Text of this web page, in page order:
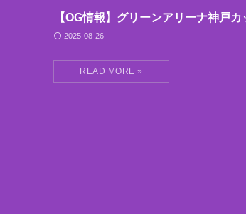
【OG情報】グリーンアリーナ神戸
2025-08-26